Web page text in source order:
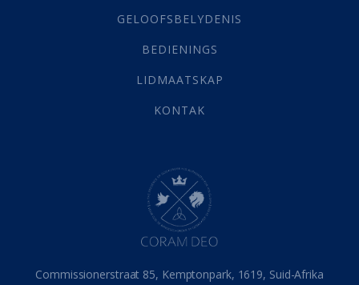
Lewensdoel(3)
Selfondersoek(1)
Werk(22)
(142)
Hemel (31)
Israel (14)
Millennium(1)
Oordeelsdag(19)
Verheerlikte liggaam
GELOOFSBELYDENIS
BEDIENINGS
LIDMAATSKAP
KONTAK
Commissionerstraat 85, Kemptonpark, 1619, Suid-Afrika